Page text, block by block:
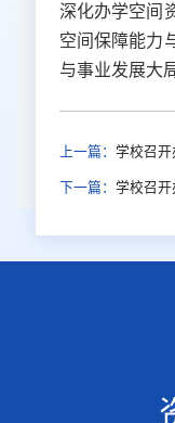
深化办学空间
空间保障能力
与事业发展大
上一篇： 学校召
下一篇： 学校召